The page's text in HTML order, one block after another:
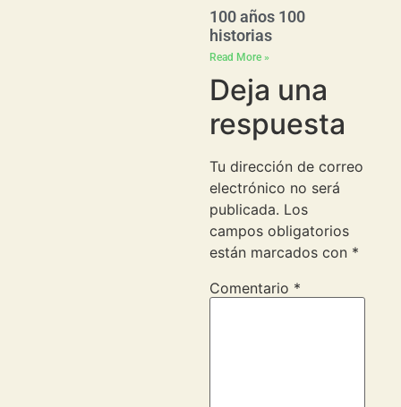
100 años 100
historias
Read More »
Deja una
respuesta
Tu dirección de correo
electrónico no será
publicada. Los
campos obligatorios
están marcados con *
Comentario *